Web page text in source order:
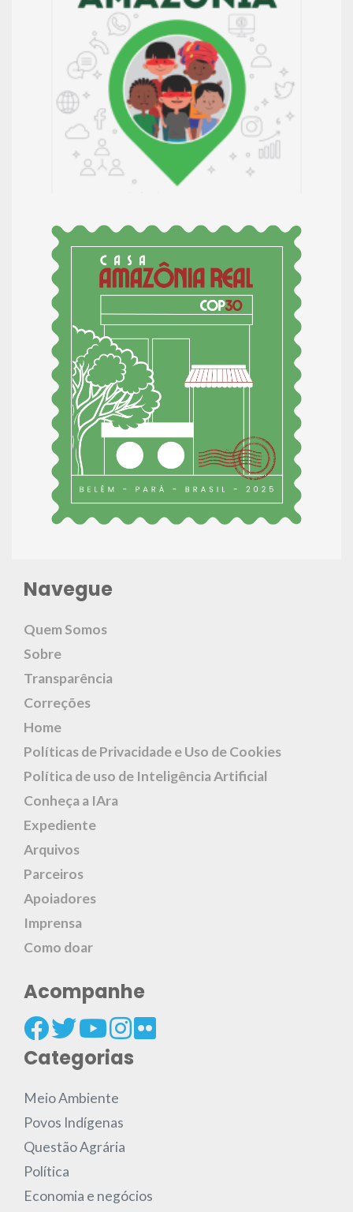
Navegue
Quem Somos
Sobre
Transparência
Correções
Home
Políticas de Privacidade e Uso de Cookies
Política de uso de Inteligência Artificial
Conheça a IAra
Expediente
Arquivos
Parceiros
Apoiadores
Imprensa
Como doar
Acompanhe
Categorias
Meio Ambiente
Povos Indígenas
Questão Agrária
Política
Economia e negócios